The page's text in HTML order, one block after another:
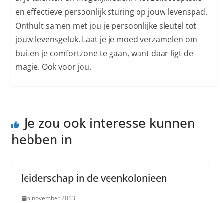
en effectieve persoonlijk sturing op jouw levenspad.
Onthult samen met jou je persoonlijke sleutel tot
jouw levensgeluk. Laat je je moed verzamelen om
buiten je comfortzone te gaan, want daar ligt de
magie. Ook voor jou.
Je zou ook interesse kunnen
hebben in
leiderschap in de veenkolonieen
6 november 2013